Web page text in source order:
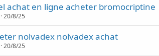
achat en ligne acheter bromocriptine
20/8/25
nolvadex nolvadex achat
20/8/25